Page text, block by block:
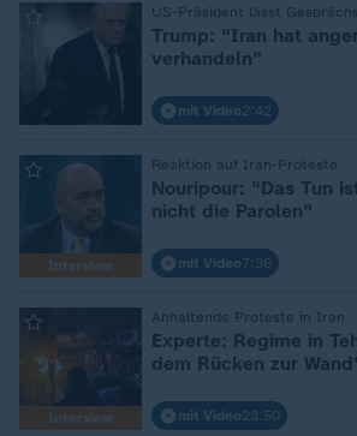
US-Präsident lässt
Trump: "Iran hat
verhandeln"
mit Video2:42
Interview
Reaktion auf Iran-Proteste
Nouripour: "Das Tun
nicht die Parolen"
mit Video7:36
Interview
Anhaltende Proteste in Iran
Experte: Regime in
dem Rücken zur
mit Video23:50